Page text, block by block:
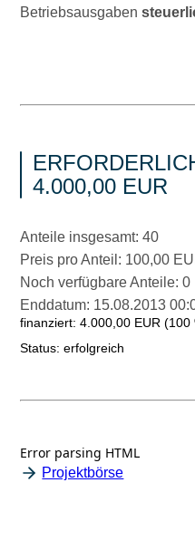
Betriebsausgaben
4.000,00 EUR
Anteile insgesamt: 40
Preis pro Anteil: 100,00
Noch verfügbare Anteile: 0
Enddatum: 15.08.2013
finanziert: 4.000,00 EUR (100
Status: erfolgreich
Error parsing HTML
Projektbörse